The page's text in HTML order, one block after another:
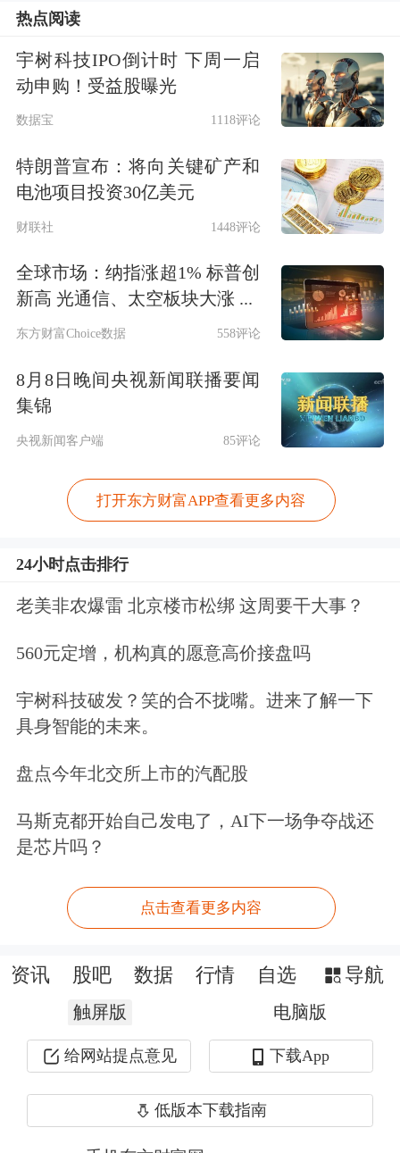
仍对经济走势保持谨慎和担忧。
到目前为止，特朗普政府在贸易谈判中
几乎没有取得进展，在对等关税于7月8
个月的时间里与一百多个贸易伙伴进行
协商。
值得注意的是，特朗普的关税计划在其
国内也遇到了障碍，此前美国国际贸易
法院以特朗普越权为由，暂停了几乎所
有针对特定国家的关税。但随后美国联
邦巡回上诉法院又批准了特朗普政府的
府多个关税行政令的裁决。
国经济的命脉——消费者支出意味着什
么？消费者情绪明显减弱，但在近年
来，这并不是预测未来消费支出的可靠
指标。
同时公布的数据显示，美国一年期通胀
率预期从上月的6.6%降至本月的5.1%，
长期通胀预期连续第二个月下降，从5
月份的4.2%降至4.1%，这两个指数都是
三个月来的最低水平。
Hsu指出，消费者对关税对未来通胀潜
在影响的担忧在6月份有所缓解。尽管
如此，通胀预期仍高于2024年下半年的
水平，反映出人们普遍认为，贸易政策
可能仍会导致未来一年的通胀上升。
热点阅读
宇树科技IPO倒计时 下周一启
动申购！受益股曝光
数据宝 1118评论
特朗普宣布：将向关键矿产和
电池项目投资30亿美元
财联社 1448评论
全球市场：纳指涨超1% 标普创
新高 光通信、太空板块大涨 ...
东方财富Choice数据 558评论
8月8日晚间央视新闻联播要闻
集锦
央视新闻客户端 85评论
打开东方财富APP查看更多内容
24小时点击排行
老美非农爆雷 北京楼市松绑 这周要干大事？
560元定增，机构真的愿意高价接盘吗
宇树科技破发？笑的合不拢嘴。进来了解一下
具身智能的未来。
盘点今年北交所上市的汽配股
马斯克都开始自己发电了，AI下一场争夺战还
是芯片吗？
点击查看更多内容
资讯 股吧 数据 行情 自选 导航
触屏版 电脑版
给网站提点意见 下载App
低版本下载指南